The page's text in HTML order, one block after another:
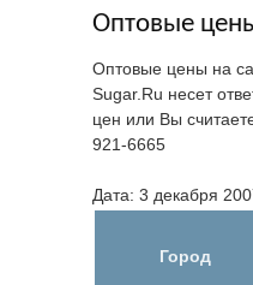
Оптовые
Оптовые цены на
Sugar.Ru несет
цен или Вы
921-6665
Дата: 3 декабря
Город